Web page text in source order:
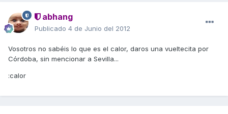
abhang
Publicado 4 de Junio del 2012
Vosotros no sabéis lo que es el calor, daros una vueltecita por
Córdoba, sin mencionar a Sevilla...
:calor